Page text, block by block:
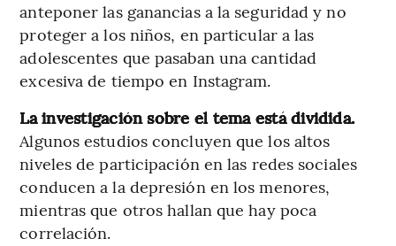
anteponer las ganancias a la seguridad y no
proteger a los niños, en particular a las
adolescentes que pasaban una cantidad
excesiva de tiempo en Instagram.
La investigación sobre el tema está dividida.
Algunos estudios concluyen que los altos
niveles de participación en las redes sociales
conducen a la depresión en los menores,
mientras que otros hallan que hay poca
correlación.